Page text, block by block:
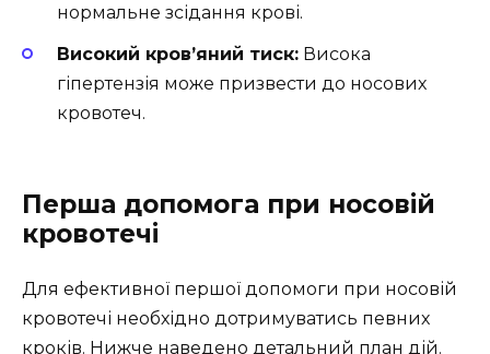
нормальне зсідання крові.
Високий кров’яний тиск: Висока
гіпертензія може призвести до носових
кровотеч.
Перша допомога при носовій
кровотечі
Для ефективної першої допомоги при носовій
кровотечі необхідно дотримуватись певних
кроків. Нижче наведено детальний план дій.